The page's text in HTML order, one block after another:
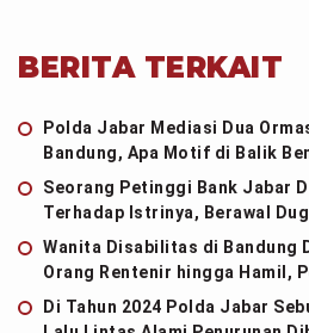
BERITA TERKAIT
Polda Jabar Mediasi Dua
Bandung, Apa Motif di Balik
Seorang Petinggi Bank Jabar
Terhadap Istrinya, Berawal
Wanita Disabilitas di Bandung
Orang Rentenir hingga Hamil,
Di Tahun 2024 Polda Jabar